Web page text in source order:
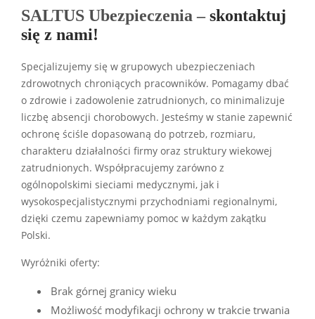
SALTUS Ubezpieczenia –skontaktuj
się z nami!
Specjalizujemy się w grupowych ubezpieczeniach
zdrowotnych chroniących pracowników. Pomagamy dbać
o zdrowie i zadowolenie zatrudnionych, co minimalizuje
liczbę absencji chorobowych. Jesteśmy w stanie zapewnić
ochronę ściśle dopasowaną do potrzeb, rozmiaru,
charakteru działalności firmy oraz struktury wiekowej
zatrudnionych. Współpracujemy zarówno z
ogólnopolskimi sieciami medycznymi, jak i
wysokospecjalistycznymi przychodniami regionalnymi,
dzięki czemu zapewniamy pomoc w każdym zakątku
Polski.
Wyróżniki oferty:
Brak górnej granicy wieku
Możliwość modyfikacji ochrony w trakcie trwania